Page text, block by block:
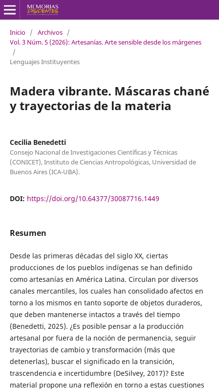
Inicio / Archivos /
Vol. 3 Núm. 5 (2026): Artesanías. Arte sensible desde los márgenes
/
Lenguajes Instituyentes
Madera vibrante. Máscaras chané
y trayectorias de la materia
Cecilia Benedetti
Consejo Nacional de Investigaciones Científicas y Técnicas
(CONICET), Instituto de Ciencias Antropológicas, Universidad de
Buenos Aires (ICA-UBA).
DOI: https://doi.org/10.64377/30087716.1449
Resumen
Desde las primeras décadas del siglo XX, ciertas
producciones de los pueblos indígenas se han definido
como artesanías en América Latina. Circulan por diversos
canales mercantiles, los cuales han consolidado afectos en
torno a los mismos en tanto soporte de objetos duraderos,
que deben mantenerse intactos a través del tiempo
(Benedetti, 2025). ¿Es posible pensar a la producción
artesanal por fuera de la noción de permanencia, seguir
trayectorias de cambio y transformación (más que
detenerlas), buscar el significado en la transición,
trascendencia e incertidumbre (DeSilvey, 2017)? Este
material propone una reflexión en torno a estas cuestiones